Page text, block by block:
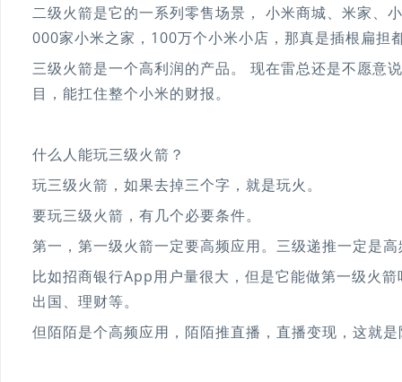
二级火箭是它的一系列零售场景， 小米商城、米家、
000家小米之家，100万个小米小店，那真是插根扁担
三级火箭是一个高利润的产品。 现在雷总还是不愿意
目，能扛住整个小米的财报。
什么人能玩三级火箭？
玩三级火箭，如果去掉三个字，就是玩火。
要玩三级火箭，有几个必要条件。
第一，第一级火箭一定要高频应用。三级递推一定是
比如招商银行App用户量很大，但是它能做第一级火
出国、理财等。
但陌陌是个高频应用，陌陌推直播，直播变现，这就